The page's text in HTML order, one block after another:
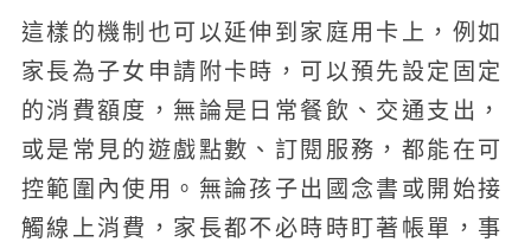
這樣的機制也可以延伸到家庭用卡上，例如
家長為子女申請附卡時，可以預先設定固定
的消費額度，無論是日常餐飲、交通支出，
或是常見的遊戲點數、訂閱服務，都能在可
控範圍內使用。無論孩子出國念書或開始接
觸線上消費，家長都不必時時盯著帳單，事